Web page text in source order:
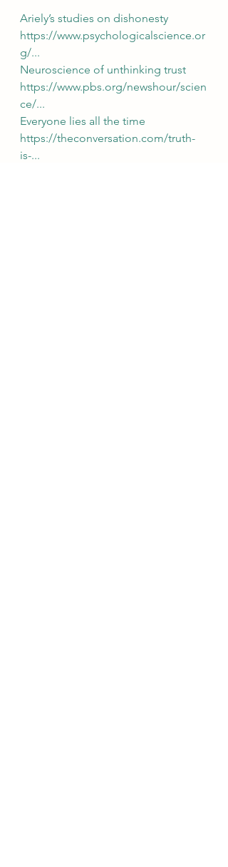
Ariely’s studies on dishonesty
https://www.psychologicalscience.or
g/...
Neuroscience of unthinking trust
https://www.pbs.org/newshour/scien
ce/...
Everyone lies all the time
https://theconversation.com/truth-
is-...